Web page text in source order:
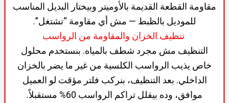
مقاومة القطعة القديمة بالأوميتر وبيختار البديل المناسب
للموديل بالظبط — مش أي مقاومة “تشتغل”.
تنظيف الخزان والمقاومة من الرواسب
التنظيف مش مجرد شطف بالمياه. بنستخدم محلول
خاص يذيب الرواسب الكلسية من غير ما يضر بالخزان
الداخلي. بعد التنظيف، بنركب فلتر مؤقت لو العميل
موافق، وده بيقلل تراكم الرواسب 60% مستقبلاً.